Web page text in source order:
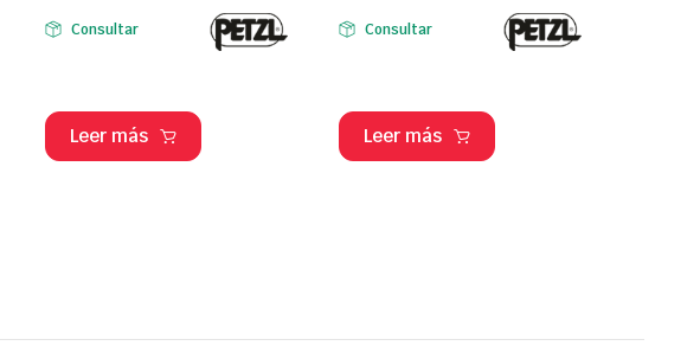
Consultar
Leer más
Consultar
Leer más